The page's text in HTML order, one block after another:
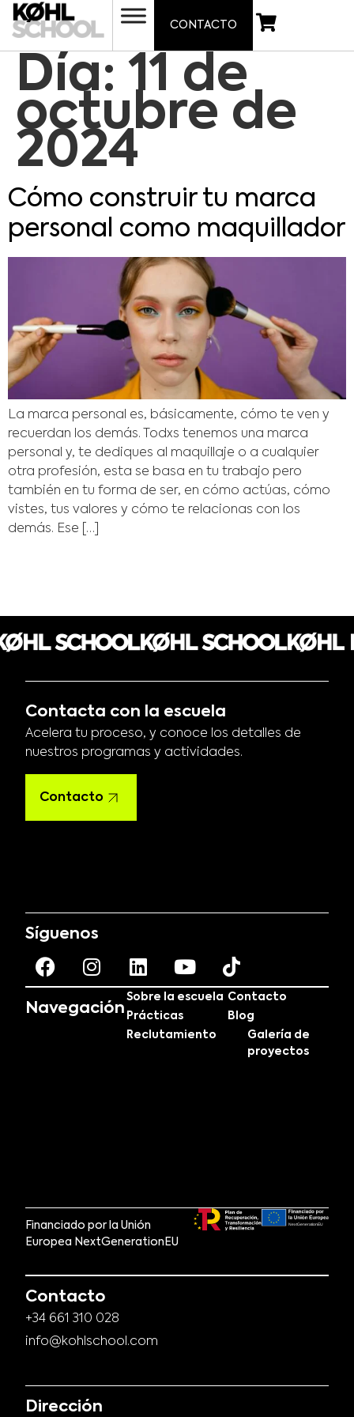
CONTACTO
Día:11 de
octubre de
2024
Cómo construir tu marca
personal como maquillador
La marca personal es, básicamente, cómo te ven y
recuerdan los demás. Todxs tenemos una marca
personal y, te dediques al maquillaje o a cualquier
otra profesión, esta se basa en tu trabajo pero
también en tu forma de ser, en cómo actúas, cómo
vistes, tus valores y cómo te relacionas con los
demás. Ese […]
Navegación
Sobre la escuela
Prácticas
Reclutamiento
Contacto
Blog
Galería de
proyectos
Financiado por la Unión
Europea NextGenerationEU
Contacto
+34 661 310 028
info@kohlschool.com
Dirección
Contacta con la escuela
Acelera tu proceso, y conoce los detalles de
nuestros programas y actividades.
Contacto
Síguenos